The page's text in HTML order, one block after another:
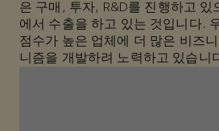
은 구매, 투자, R&D를 진행하고
에서 수출을 하고 있는 것입니다.
점수가 높은 업체에 더 많은 비즈
니즘을 개발하려 노력하고 있습니